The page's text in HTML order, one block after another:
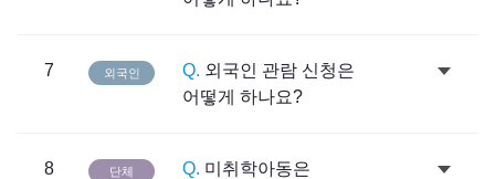
7 외국인 Q. 외국인 관람 신청은
어떻게 하나요?
8 단체 Q. 미취학아동은